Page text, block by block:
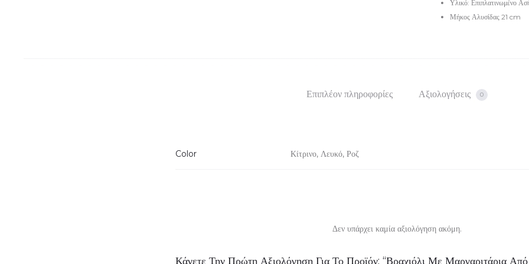
Υλικό: Επιπλατινωμένο
Μήκος Αλυσίδας 21 cm
Επιπλέον πληροφορίες Αξιολογήσεις 0
Color Κίτρινο, Λευκό, Ροζ
Α
Δεν υπάρχει καμία αξιολόγηση ακόμη.
Κάνετε Την Πρώτη Αξιολόγηση Για Το Προϊόν: “Βραχιόλι Με Μαργαριτάρια